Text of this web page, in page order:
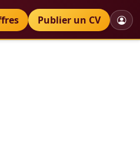
Petites annonces
Publier un CV